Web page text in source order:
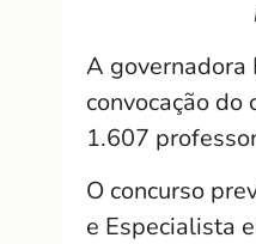
A governadora
convocação do
1.607
O concurso
e Especialista